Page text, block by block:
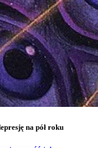
na pół roku